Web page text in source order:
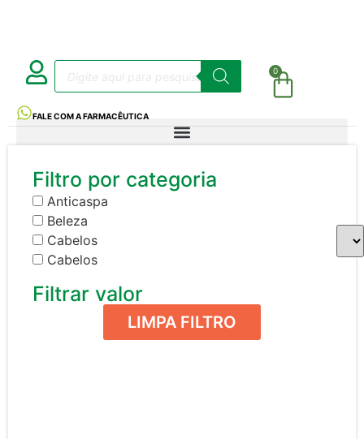
0
FALE COM A FARMACÊUTICA
Filtro por categoria
Anticaspa
Beleza
Cabelos
Cabelos
Filtrar valor
LIMPA FILTRO